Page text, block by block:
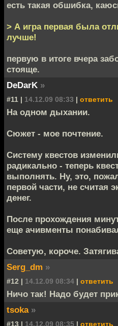
есть такая обшибка,
> А игра первая была
лучше!
первую в итоге вчера
стояще.
DeDarK »
#11 | 14.12.09 08:33 | ответить
На одном дыхании.
Сюжет - мое почтение.
Систему квестов
радикально - теперь
выполнять. Ну, это,
первой части, не считая
денег.
После прохождения
еще ачивменты
Советую, короче.
Serg_dm »
#12 | 14.12.09 08:34 | ответить
Ничо так! Надо будет
tsoka »
#13 | 14.12.09 08:35 | ответить